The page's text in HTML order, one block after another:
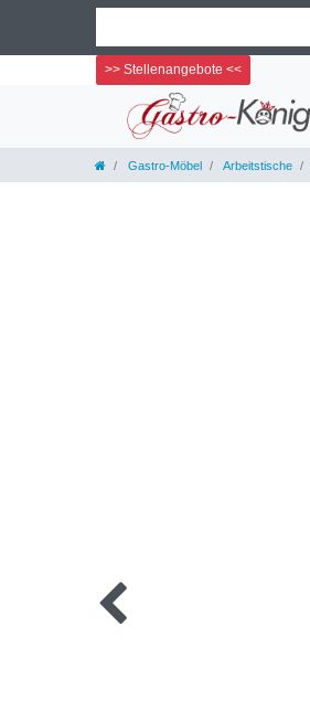
>> Stellenangebote <<
Gastro-Möbel Arbeitstische